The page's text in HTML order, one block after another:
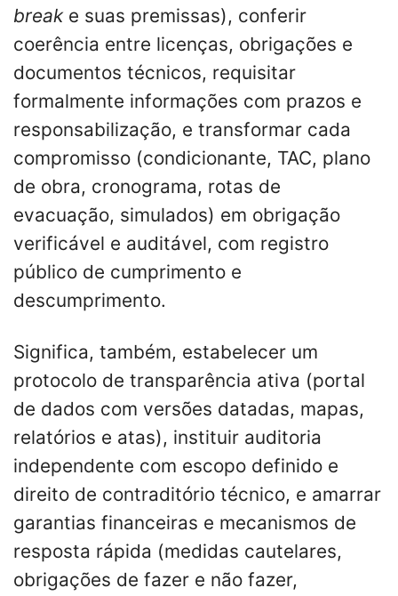
breake suas premissas), conferir
coerência entre licenças, obrigações e
documentos técnicos, requisitar
formalmente informações com prazos e
responsabilização, e transformar cada
compromisso (condicionante, TAC, plano
de obra, cronograma, rotas de
evacuação, simulados) em obrigação
verificável e auditável, com registro
público de cumprimento e
descumprimento.
Significa, também, estabelecer um
protocolo de transparência ativa (portal
de dados com versões datadas, mapas,
relatórios e atas), instituir auditoria
independente com escopo definido e
direito de contraditório técnico, e amarrar
garantias financeiras e mecanismos de
resposta rápida (medidas cautelares,
obrigações de fazer e não fazer,